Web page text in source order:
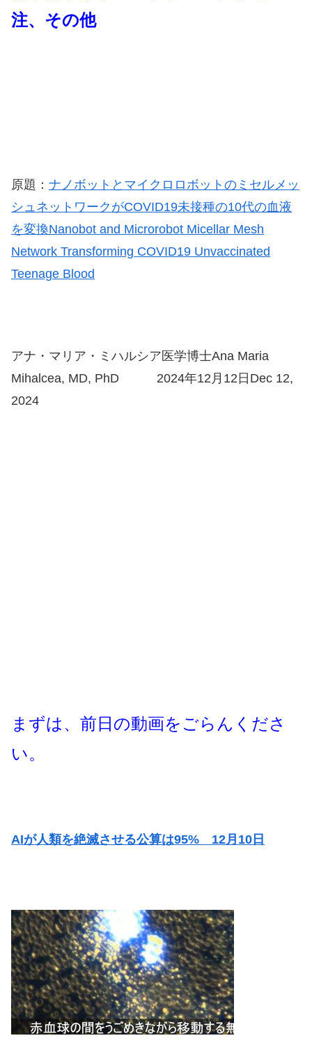
注、その他
原題： ナノボットとマイクロロボットのミセルメッ
シュネットワークがCOVID19未接種の10代の血液
を変換Nanobot and Microrobot Micellar Mesh
Network Transforming COVID19 Unvaccinated
Teenage Blood
アナ・マリア・ミハルシア医学博士Ana Maria
Mihalcea, MD, PhD 2024年12月12日Dec 12,
2024
まずは、前日の動画をごらんくださ
い。
AIが人類を絶滅させる公算は95% 12月10日